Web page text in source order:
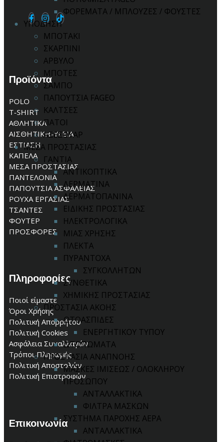
ΦΟΡΕΜΑΤΑ / ΜΠΛΟΥΖΕΣ / ΦΟΥΣΤΕΣ
ΥΠΟΔΗΣΗ
ΜΠΟΤΑΚΙ
ΣΚΑΡΠΙΝΙ
ΑΡΒΥΛΟ
ΜΠΟΤΕΣ
ΣΑΜΠΟ
ΠΑΠΟΥΤΣΙΑ FAGEO
ΚΑΛΤΣΕΣ
ΠΑΤΟΙ
ΑΞΕΣΟΥΑΡ
ΜΕΣΑ ΠΡΟΣΤΑΣΙΑΣ
ΓΑΝΤΙΑ
ΑΝΤΙΚΟΠΤΙΚΑ
ΔΕΡΜΑΤΙΝΑ
ΔΕΡΜΑΤΟΠΑΝΙΝΑ
ΕΙΔΙΚΗΣ ΠΡΟΣΤΑΣΙΑΣ
ΗΛΕΚΤΡΟΛΟΓΙΚΑ
ΜΙΑΣ ΧΡΗΣΗΣ
ΠΛΕΚΤΑ
ΠΥΡΑΝΤΟΧΑ
ΣΥΓΚΟΛΛΗΤΩΝ
ΣΥΝΘΕΤΙΚΑ
ΧΗΜΙΚΗΣ ΠΡΟΣΤΑΣΙΑΣ
ΠΡΟΣΤΑΣΙΑ ΑΚΟΗΣ
ΩΤΟΑΣΠΙΔΕΣ
ΕΝΕΡΓΗΤΙΚΟΥ ΤΥΠΟΥ
ΩΤΟΠΩΜΑΤΑ
ΠΡΟΣΤΑΣΙΑ ΑΝΑΠΝΟΗΣ
ΜΑΣΚΕΣ ΙΜΙΣΕΩΣ / ΟΛΟΚΛΗΡΟΥ
ΠΡΟΣΩΠΟΥ
ΑΝΤΑΛΛΑΚΤΙΚΑ
ΦΙΛΤΡΑ ΜΑΣΚΩΝ
ΣΥΣΤΗΜΑ ΠΑΡΟΧΗΣ ΑΕΡΑ
ΑΝΤΑΛΛΑΚΤΙΚΑ
Προϊόντα
POLO
T-SHIRT
ΑΘΛΗΤΙΚΑ
ΑΙΣΘΗΤΙΚΗ-ΥΓΕΙΑ
ΕΣΤΙΑΣΗ
ΚΑΠΕΛΑ
ΜΕΣΑ ΠΡΟΣΤΑΣΙΑΣ
ΠΑΝΤΕΛΟΝΙΑ
ΠΑΠΟΥΤΣΙΑ ΑΣΦΑΛΕΙΑΣ
ΡΟΥΧΑ ΕΡΓΑΣΙΑΣ
ΤΣΑΝΤΕΣ
ΦΟΥΤΕΡ
ΠΡΟΣΦΟΡΕΣ
Πληροφορίες
Ποιοί είμαστε
Όροι Χρήσης
Πολιτική Απορρήτου
Πολιτική Cookies
Ασφάλεια Συναλλαγών
Τρόποι Πληρωμής
Πολιτική Αποστολών
Πολιτική Επιστροφών
Επικοινωνία